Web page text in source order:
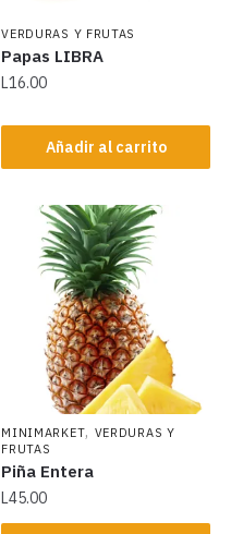
VERDURAS Y FRUTAS
Papas LIBRA
L16.00
Añadir al carrito
MINIMARKET, VERDURAS Y
FRUTAS
Piña Entera
L45.00